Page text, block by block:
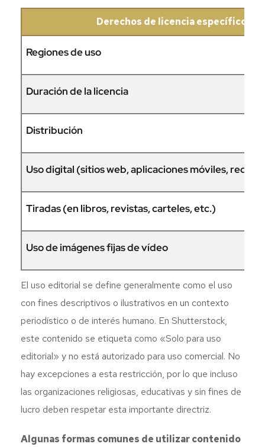
Derechos de licencia específicos
Regiones de uso
Duración de la licencia
Distribución
Uso digital (sitios web, aplicaciones móviles, redes
Tiradas (en libros, revistas, carteles, etc.)
Uso de imágenes fijas de vídeo
El uso editorial se define generalmente como el uso
con fines descriptivos o ilustrativos en un contexto
periodístico o de interés humano. En Shutterstock,
este contenido se etiqueta como «Solo para uso
editorial» y no está autorizado para uso comercial. No
hay excepciones a esta restricción, por lo que incluso
las organizaciones religiosas, educativas y sin fines de
lucro deben respetar esta importante directriz.
Algunas formas comunes de utilizar contenido